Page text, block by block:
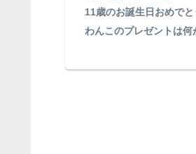
11歳のお誕生日おめでと
わんこのプレゼントは何